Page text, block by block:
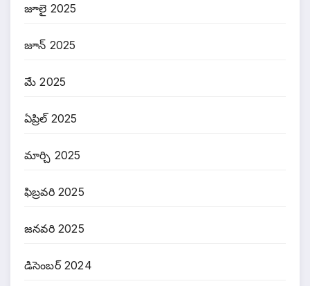
జూలై 2025
జూన్ 2025
మే 2025
ఏప్రిల్ 2025
మార్చి 2025
ఫిబ్రవరి 2025
జనవరి 2025
డిసెంబర్ 2024